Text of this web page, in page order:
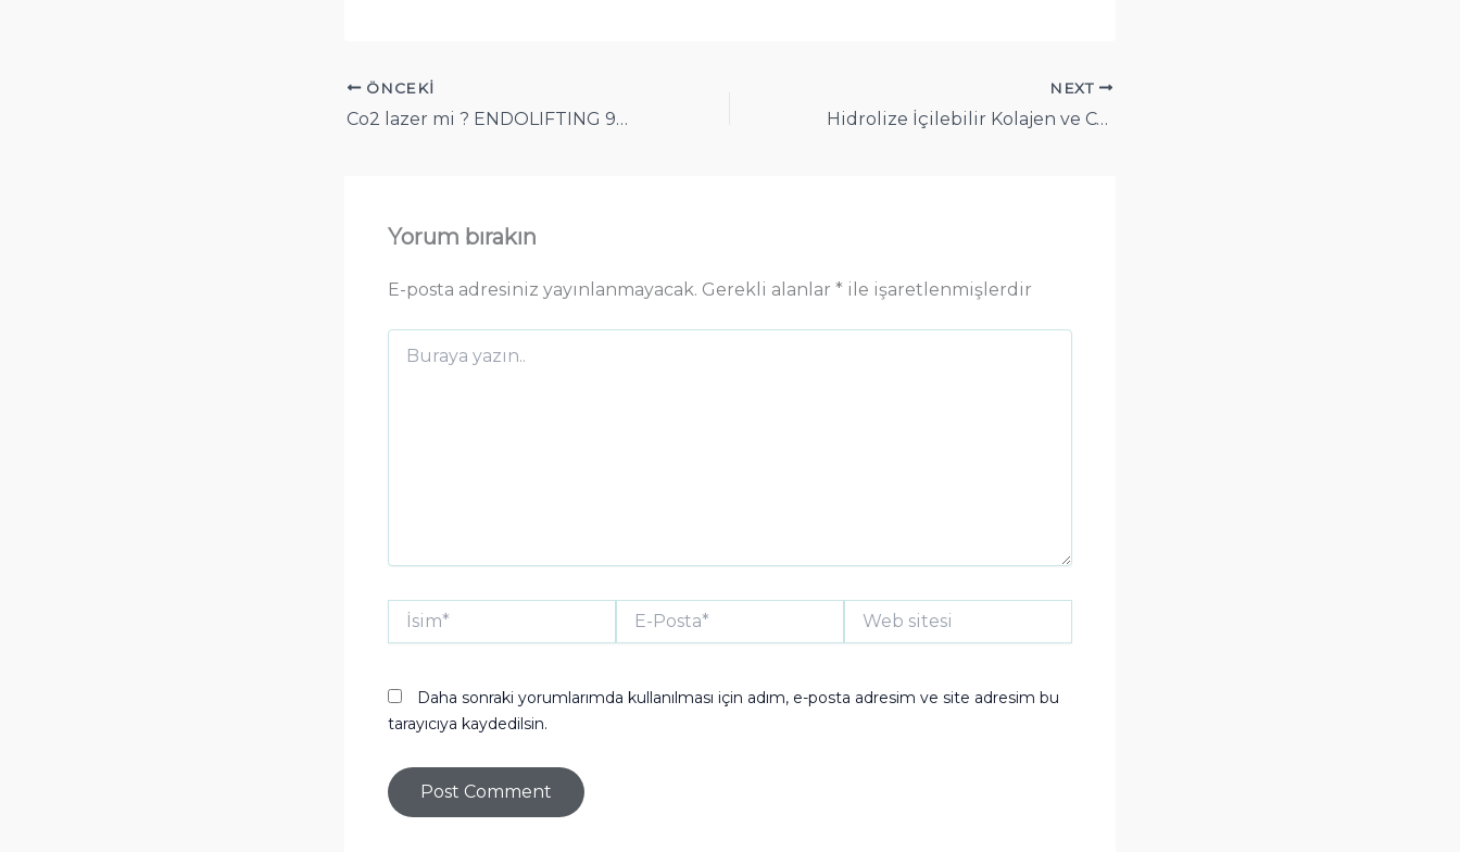
ÖNCEKI
Co2 lazer mi ? ENDOLIFTING 980nm&1470nm lazer mi?
NEXT
Hidrolize İçilebilir Kolajen ve CO₂ Lazer Kombinasyonunun Medikal Estetikteki Rolü: Detaylı Bilimsel Analiz
Yorum bırakın
E-posta adresiniz yayınlanmayacak. Gerekli alanlar * ile işaretlenmişlerdir
Buraya
yazın..
İsim*
Posta*
sitesi
Daha sonraki yorumlarımda kullanılması için adım, e-posta adresim ve site adresim bu
tarayıcıya kaydedilsin.